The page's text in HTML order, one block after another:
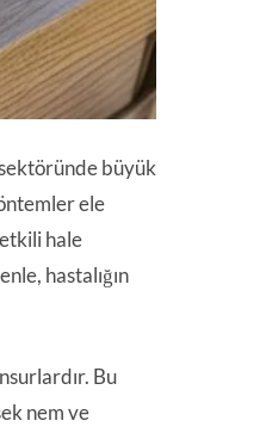
büyük
ele
hale
hastalığın
Bu
nem ve